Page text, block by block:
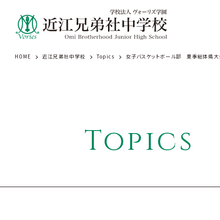
建学の精神・学園訓（学
歴史（学園）
HOME 近江兄弟社中学校 Topics 女子バスケットボール部 夏季総体県
Topics